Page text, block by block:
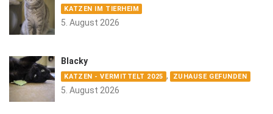
KATZEN IM TIERHEIM
5. August 2026
Blacky
KATZEN - VERMITTELT 2025 , ZUHAUSE GEFUNDEN
5. August 2026